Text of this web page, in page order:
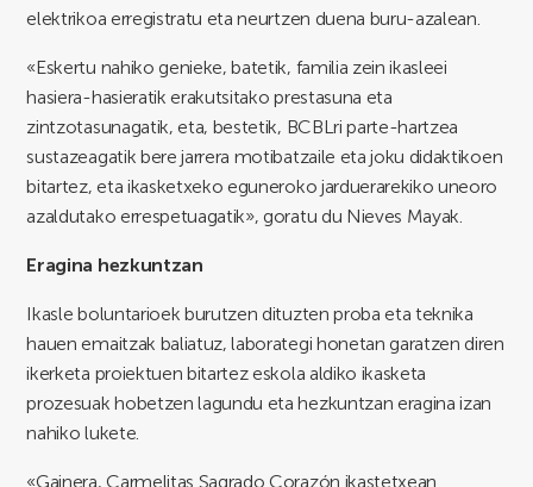
elektrikoa erregistratu eta neurtzen duena buru-azalean.
«Eskertu nahiko genieke, batetik, familia zein ikasleei
hasiera-hasieratik erakutsitako prestasuna eta
zintzotasunagatik, eta, bestetik, BCBLri parte-hartzea
sustazeagatik bere jarrera motibatzaile eta joku didaktikoen
bitartez, eta ikasketxeko eguneroko jarduerarekiko uneoro
azaldutako errespetuagatik», goratu du Nieves Mayak.
Eragina hezkuntzan
Ikasle boluntarioek burutzen dituzten proba eta teknika
hauen emaitzak baliatuz, laborategi honetan garatzen diren
ikerketa proiektuen bitartez eskola aldiko ikasketa
prozesuak hobetzen lagundu eta hezkuntzan eragina izan
nahiko lukete.
«Gainera, Carmelitas Sagrado Corazón ikastetxean